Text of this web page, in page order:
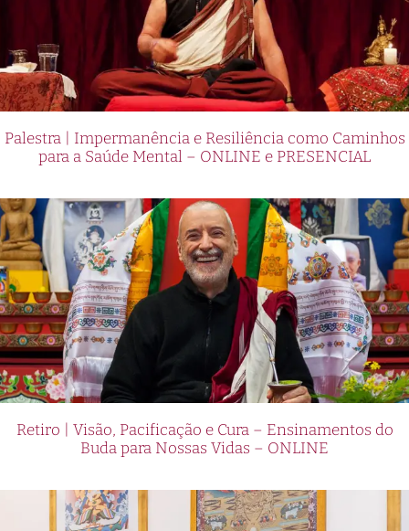
Palestra | Impermanência e Resiliência como Caminhos
para a Saúde Mental – ONLINE e PRESENCIAL
Retiro | Visão, Pacificação e Cura – Ensinamentos do
Buda para Nossas Vidas – ONLINE